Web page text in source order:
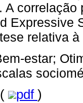
A correlação
Expressive
relativa
estar;
( pdf )